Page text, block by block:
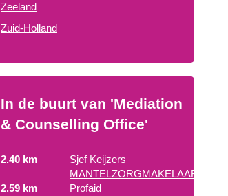
Zeeland
Zuid-Holland
In de buurt van 'Mediation
& Counselling Office'
2.40 km
Sjef Keijzers
MANTELZORGMAKELAAR
2.59 km
Profaid